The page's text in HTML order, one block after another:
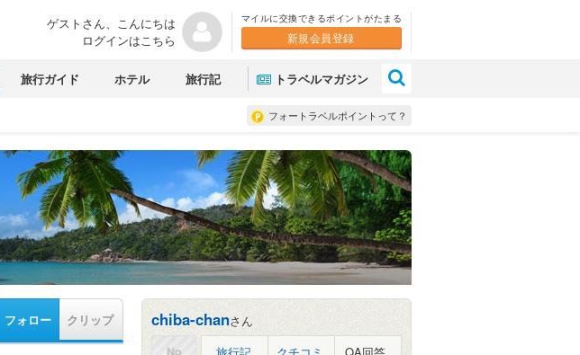
ゲストさん、こんにちは
ログインはこちら
マイルに交換できるポイントがたまる
新規会員登録
旅行ガイド ホテル 旅行記 トラベルマガジン
フォートラベルポイントって？
フォロー クリップ chiba-chanさん